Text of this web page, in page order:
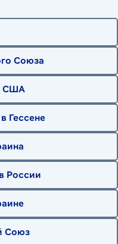
Союза
США
Гессене
России
Союз